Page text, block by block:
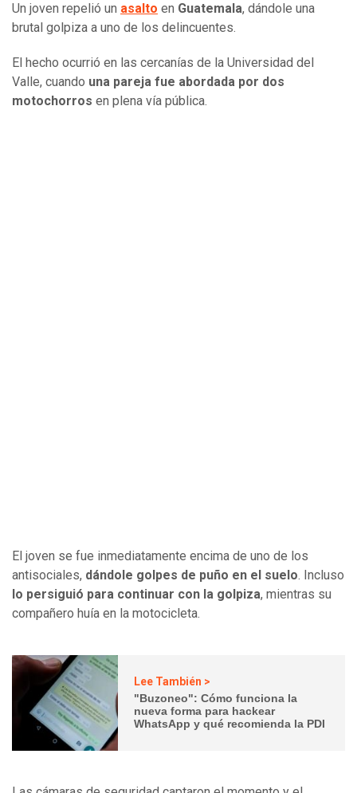
Un joven repelió un asalto en Guatemala, dándole una
brutal golpiza a uno de los delincuentes.
El hecho ocurrió en las cercanías de la Universidad del
Valle, cuando una pareja fue abordada por dos
motochorros en plena vía pública.
El joven se fue inmediatamente encima de uno de los
antisociales, dándole golpes de puño en el suelo . Incluso
lo persiguió para continuar con la golpiza, mientras su
compañero huía en la motocicleta.
Lee También >
"Buzoneo": Cómo funciona la
nueva forma para hackear
WhatsApp y qué recomienda la PDI